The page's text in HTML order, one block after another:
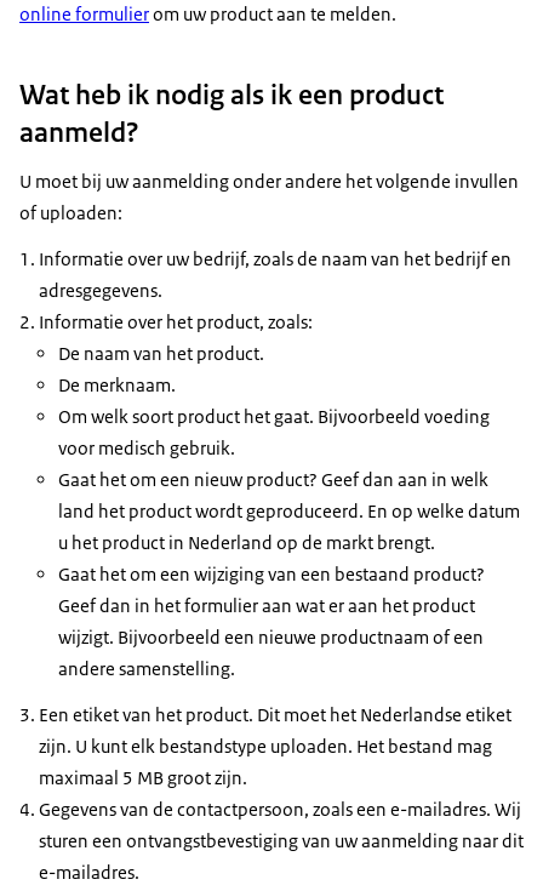
online formulierom uw product aan te melden.
Wat heb ik nodig als ik een product
aanmeld?
U moet bij uw aanmelding onder andere het volgende invullen
of uploaden:
Informatie over uw bedrijf, zoals de naam van het bedrijf en
adresgegevens.
Informatie over het product, zoals:
De naam van het product.
De merknaam.
Om welk soort product het gaat. Bijvoorbeeld voeding
voor medisch gebruik.
Gaat het om een nieuw product? Geef dan aan in welk
land het product wordt geproduceerd. En op welke datum
u het product in Nederland op de markt brengt.
Gaat het om een wijziging van een bestaand product?
Geef dan in het formulier aan wat er aan het product
wijzigt. Bijvoorbeeld een nieuwe productnaam of een
andere samenstelling.
Een etiket van het product. Dit moet het Nederlandse etiket
zijn. U kunt elk bestandstype uploaden. Het bestand mag
maximaal 5 MB groot zijn.
Gegevens van de contactpersoon, zoals een e-mailadres. Wij
sturen een ontvangstbevestiging van uw aanmelding naar dit
e-mailadres.